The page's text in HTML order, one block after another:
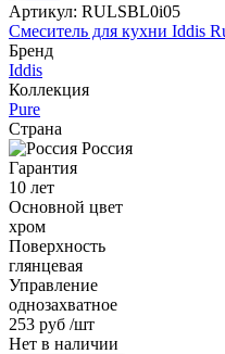
Артикул: RULSBL0i05
Смеситель для кухни Iddis
Бренд
Iddis
Коллекция
Pure
Страна
Россия
Гарантия
10 лет
Основной цвет
хром
Поверхность
глянцевая
Управление
однозахватное
253 руб /шт
Нет в наличии